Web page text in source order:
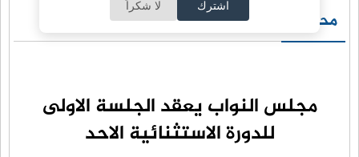
اشترك لا شكراً
محليات
مجلس النواب يعقد الجلسة الاولى
للدورة الاستثنائية الاحد